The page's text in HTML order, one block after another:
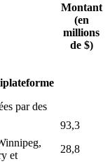
Montant
(en
millions
de $)
par des
et
93,3
28,8